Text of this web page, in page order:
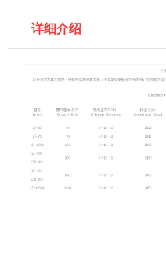
详细介绍